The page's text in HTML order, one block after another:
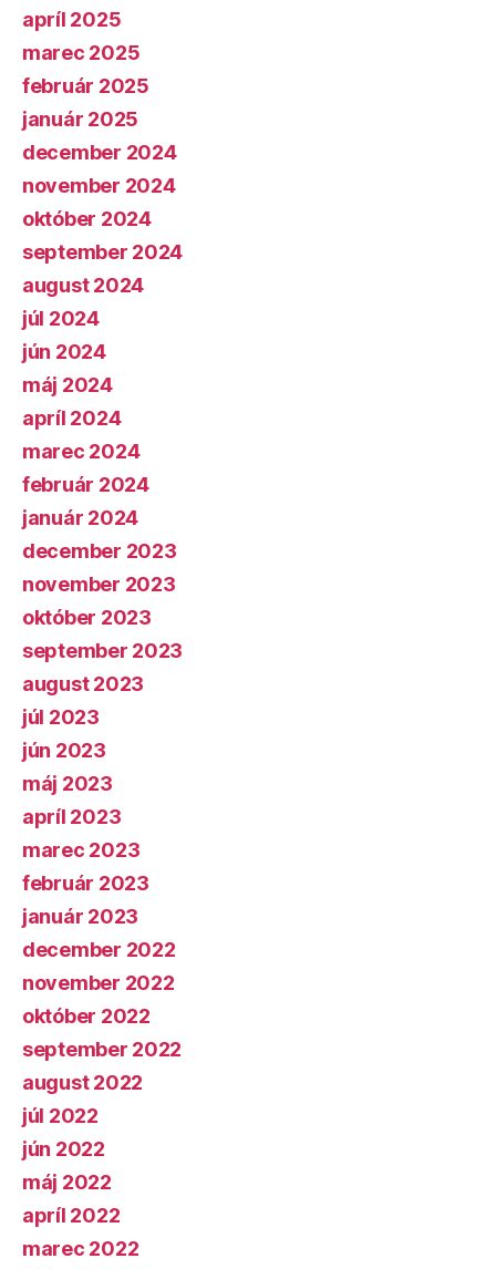
apríl 2025
marec 2025
február 2025
január 2025
december 2024
november 2024
október 2024
september 2024
august 2024
júl 2024
jún 2024
máj 2024
apríl 2024
marec 2024
február 2024
január 2024
december 2023
november 2023
október 2023
september 2023
august 2023
júl 2023
jún 2023
máj 2023
apríl 2023
marec 2023
február 2023
január 2023
december 2022
november 2022
október 2022
september 2022
august 2022
júl 2022
jún 2022
máj 2022
apríl 2022
marec 2022